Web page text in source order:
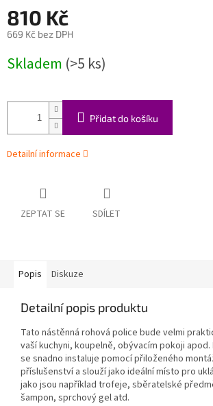
810 Kč
669 Kč bez DPH
cena:
Skladem (>5 ks)
Přidat do košíku
Detailní informace
ZEPTAT SE SDÍLET
Popis Diskuze
Detailní popis produktu
Tato nástěnná rohová police bude velmi
vaší kuchyni, koupelně, obývacím pokoji apod.
se snadno instaluje pomocí přiloženého
příslušenství a slouží jako ideální místo pro
jako jsou například trofeje, sběratelské
šampon, sprchový gel atd.